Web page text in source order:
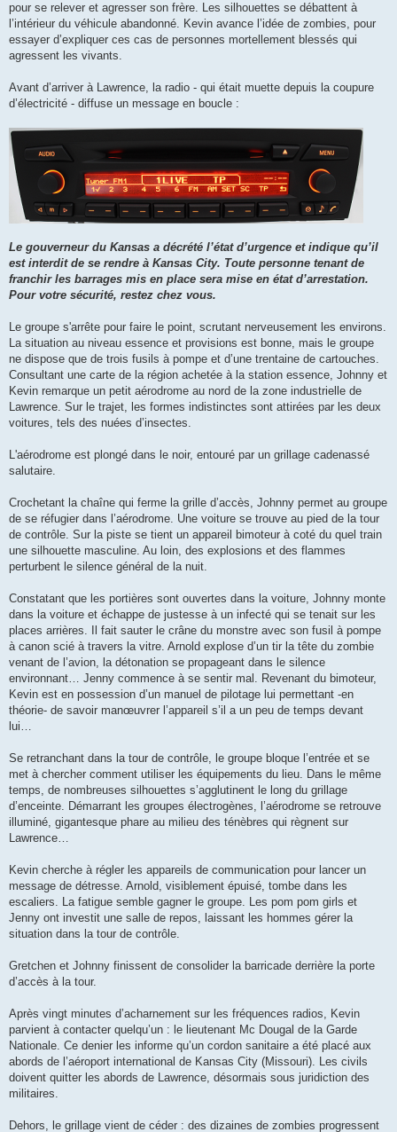
pour se relever et agresser son frère. Les silhouettes se débattent à
l’intérieur du véhicule abandonné. Kevin avance l’idée de zombies, pour
essayer d’expliquer ces cas de personnes mortellement blessés qui
agressent les vivants.
Avant d’arriver à Lawrence, la radio - qui était muette depuis la coupure
d’électricité - diffuse un message en boucle :
Le gouverneur du Kansas a décrété l’état d’urgence et indique qu’il
est interdit de se rendre à Kansas City. Toute personne tenant de
franchir les barrages mis en place sera mise en état d’arrestation.
Pour votre sécurité, restez chez vous.
Le groupe s'arrête pour faire le point, scrutant nerveusement les environs.
La situation au niveau essence et provisions est bonne, mais le groupe
ne dispose que de trois fusils à pompe et d’une trentaine de cartouches.
Consultant une carte de la région achetée à la station essence, Johnny et
Kevin remarque un petit aérodrome au nord de la zone industrielle de
Lawrence. Sur le trajet, les formes indistinctes sont attirées par les deux
voitures, tels des nuées d’insectes.
L'aérodrome est plongé dans le noir, entouré par un grillage cadenassé
salutaire.
Crochetant la chaîne qui ferme la grille d’accès, Johnny permet au groupe
de se réfugier dans l’aérodrome. Une voiture se trouve au pied de la tour
de contrôle. Sur la piste se tient un appareil bimoteur à coté du quel train
une silhouette masculine. Au loin, des explosions et des flammes
perturbent le silence général de la nuit.
Constatant que les portières sont ouvertes dans la voiture, Johnny monte
dans la voiture et échappe de justesse à un infecté qui se tenait sur les
places arrières. Il fait sauter le crâne du monstre avec son fusil à pompe
à canon scié à travers la vitre. Arnold explose d’un tir la tête du zombie
venant de l’avion, la détonation se propageant dans le silence
environnant… Jenny commence à se sentir mal. Revenant du bimoteur,
Kevin est en possession d’un manuel de pilotage lui permettant -en
théorie- de savoir manœuvrer l’appareil s’il a un peu de temps devant
lui…
Se retranchant dans la tour de contrôle, le groupe bloque l’entrée et se
met à chercher comment utiliser les équipements du lieu. Dans le même
temps, de nombreuses silhouettes s’agglutinent le long du grillage
d’enceinte. Démarrant les groupes électrogènes, l’aérodrome se retrouve
illuminé, gigantesque phare au milieu des ténèbres qui règnent sur
Lawrence…
Kevin cherche à régler les appareils de communication pour lancer un
message de détresse. Arnold, visiblement épuisé, tombe dans les
escaliers. La fatigue semble gagner le groupe. Les pom pom girls et
Jenny ont investit une salle de repos, laissant les hommes gérer la
situation dans la tour de contrôle.
Gretchen et Johnny finissent de consolider la barricade derrière la porte
d’accès à la tour.
Après vingt minutes d’acharnement sur les fréquences radios, Kevin
parvient à contacter quelqu’un : le lieutenant Mc Dougal de la Garde
Nationale. Ce denier les informe qu’un cordon sanitaire a été placé aux
abords de l’aéroport international de Kansas City (Missouri). Les civils
doivent quitter les abords de Lawrence, désormais sous juridiction des
militaires.
Dehors, le grillage vient de céder : des dizaines de zombies progressent